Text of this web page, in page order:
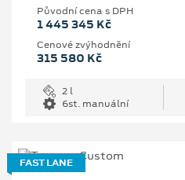
Původní cena s DPH
1 445 345 Kč
Cenové zvýhodnění
315 580 Kč
2 l
6st. manuální
FAST LANE